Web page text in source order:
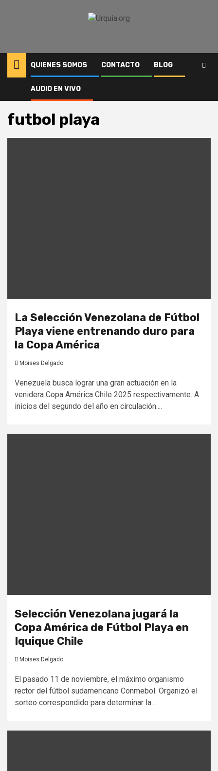
QUIENES SOMOS CONTACTO BLOG
AUDIO EN VIVO
futbol playa
futbol playa
La Selección Venezolana de Fútbol
Playa viene entrenando duro para
la Copa América
Moises Delgado
Venezuela busca lograr una gran actuación en la
venidera Copa América Chile 2025 respectivamente. A
inicios del segundo del año en circulación....
Selección Venezolana jugará la
Copa América de Fútbol Playa en
Iquique Chile
Moises Delgado
El pasado 11 de noviembre, el máximo organismo
rector del fútbol sudamericano Conmebol. Organizó el
sorteo correspondido para determinar la...